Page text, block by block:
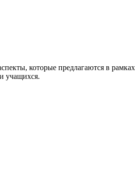
которые предлагаются в
учащихся.